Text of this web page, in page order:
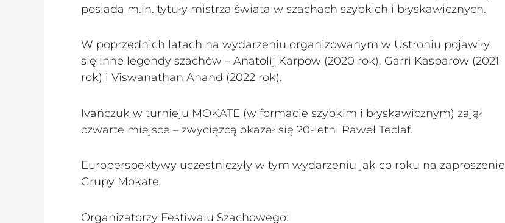
posiada m.in. tytuły mistrza świata w szachach szybkich i błyskawicznych.
W poprzednich latach na wydarzeniu organizowanym w Ustroniu pojawiły
się inne legendy szachów – Anatolij Karpow (2020 rok), Garri Kasparow (2021
rok) i Viswanathan Anand (2022 rok).
Ivańczuk w turnieju MOKATE (w formacie szybkim i błyskawicznym) zajął
czwarte miejsce – zwycięzcą okazał się 20-letni Paweł Teclaf.
Europerspektywy uczestniczyły w tym wydarzeniu jak co roku na zaproszenie
Grupy Mokate.
Organizatorzy Festiwalu Szachowego: